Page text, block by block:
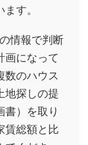
す。
情報で判断
画になって
数のハウス
地探しの提
書）を取り
賃総額と比